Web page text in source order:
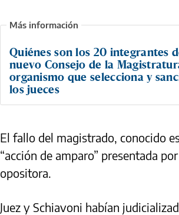
Quiénes son los 20 integrantes
nuevo Consejo de la
organismo que selecciona y
los jueces
El fallo del magistrado, conocido
“acción de amparo” presentada
opositora.
Juez y Schiavoni habían